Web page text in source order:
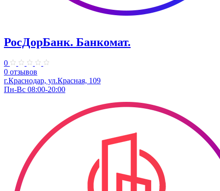
РосДорБанк. ​Банкомат.
0
0 отзывов
г.Краснодар, ул.Красная, 109
Пн-Вс 08:00-20:00